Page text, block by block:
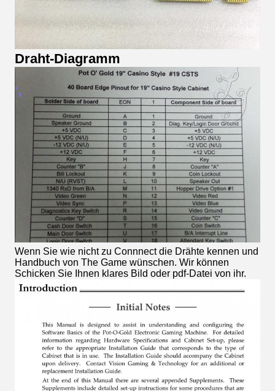
Draht-Diagramm
Wenn Sie wie nicht zu Connnect die Drähte kennen und
Handbuch von The Game wünschen. Wir können
Schicken Sie Ihnen klares Bild oder pdf-Datei von ihr.